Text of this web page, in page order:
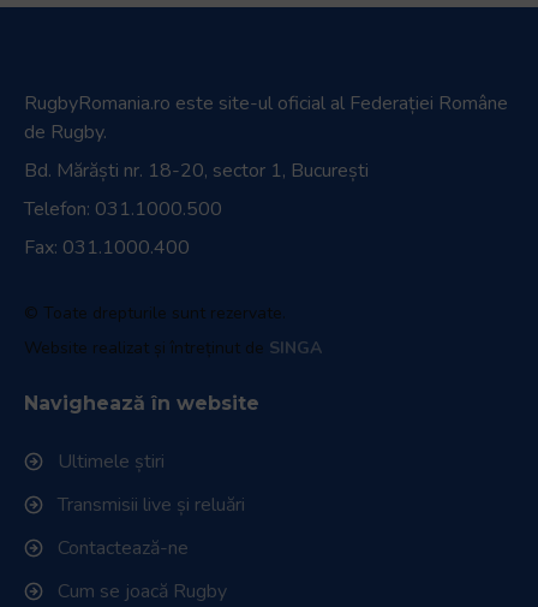
RugbyRomania.ro este site-ul oficial al Federației Române
de Rugby.
Bd. Mărăști nr. 18-20, sector 1, București
Telefon: 031.1000.500
Fax: 031.1000.400
© Toate drepturile sunt rezervate.
Website realizat și întreținut de SINGA
Navighează în website
Ultimele știri
Transmisii live și reluări
Contactează-ne
Cum se joacă Rugby